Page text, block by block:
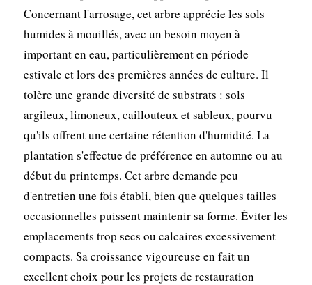
Concernant l'arrosage, cet arbre apprécie les sols
humides à mouillés, avec un besoin moyen à
important en eau, particulièrement en période
estivale et lors des premières années de culture. Il
tolère une grande diversité de substrats : sols
argileux, limoneux, caillouteux et sableux, pourvu
qu'ils offrent une certaine rétention d'humidité. La
plantation s'effectue de préférence en automne ou au
début du printemps. Cet arbre demande peu
d'entretien une fois établi, bien que quelques tailles
occasionnelles puissent maintenir sa forme. Éviter les
emplacements trop secs ou calcaires excessivement
compacts. Sa croissance vigoureuse en fait un
excellent choix pour les projets de restauration